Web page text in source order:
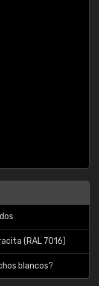
(RAL 7016)
blancos?